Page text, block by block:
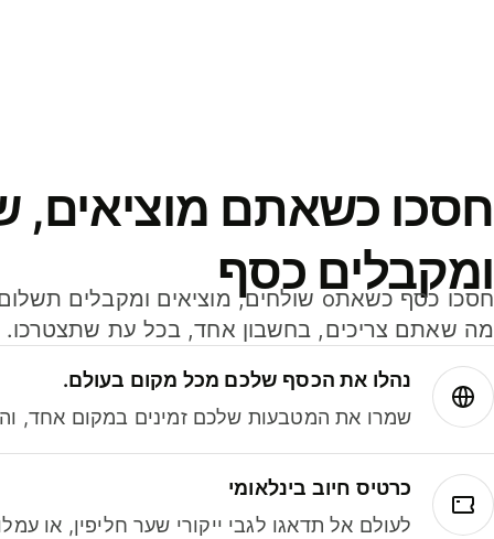
חסכו כשאתם מוציאים,
ומקבלים כסף
מה שאתם צריכים, בחשבון אחד, בכל עת שתצטרכו.
נהלו את הכסף שלכם מכל מקום בעולם.
שמרו את המטבעות שלכם זמינים במקום אחד,
כרטיס חיוב בינלאומי
לעולם אל תדאגו לגבי ייקורי שער חליפין, או